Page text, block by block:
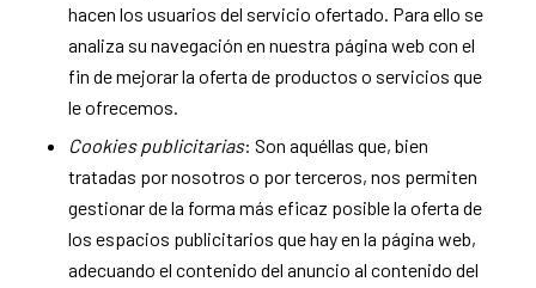
hacen los usuarios del servicio ofertado. Para ello se
analiza su navegación en nuestra página web con el
fin de mejorar la oferta de productos o servicios que
le ofrecemos.
Cookies publicitarias: Son aquéllas que, bien
tratadas por nosotros o por terceros, nos permiten
gestionar de la forma más eficaz posible la oferta de
los espacios publicitarios que hay en la página web,
adecuando el contenido del anuncio al contenido del